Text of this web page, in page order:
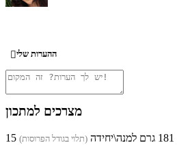
ההערות שלי
מצרכים למתכון
(תלוי בגודל הפרוסות)